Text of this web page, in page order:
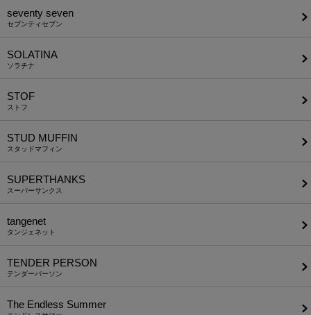
seventy seven
セブンティセブン
SOLATINA
ソラチナ
STOF
ストフ
STUD MUFFIN
スタッドマフィン
SUPERTHANKS
スーパーサンクス
tangenet
タンジェネット
TENDER PERSON
テンダーパーソン
The Endless Summer